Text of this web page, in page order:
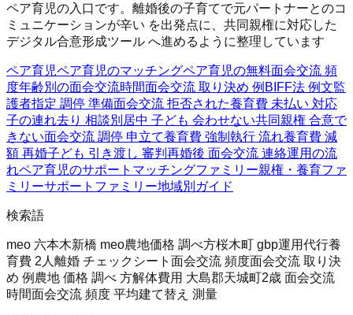
ペア育児の入口です。離婚後の子育てで元パートナーとのコ
ミュニケーションが辛い を出発点に、共同親権に対応した
デジタル合意形成ツール へ進めるように整理しています
ペア育児ペア育児のマッチングペア育児の無料面会交流 頻
度年齢別の面会交流時間面会交流 取り決め 例 BIFF法 例文監
護者指定 調停 準備面会交流 拒否された養育費 未払い 対応
子の連れ去り 相談別居中 子ども 会わせない共同親権 合意で
きない面会交流 調停 申立て養育費 強制執行 流れ養育費 減
額 再婚子ども 引き渡し 審判 再婚後 面会交流 連絡運用の流
れペア育児のサポート マッチングファミリー親権・養育ファ
ミリーサポートファミリー地域別ガイド
検索語
meo 六本木新橋 meo農地価格 調べ方桜木町 gbp運用代行養
育費 2人 離婚 チェックシート 面会交流 頻度面会交流 取り決
め 例 農地 価格 調べ 方解体費用 大島郡天城町2歳 面会交流
時間面会交流 頻度 平均建て替え 測量